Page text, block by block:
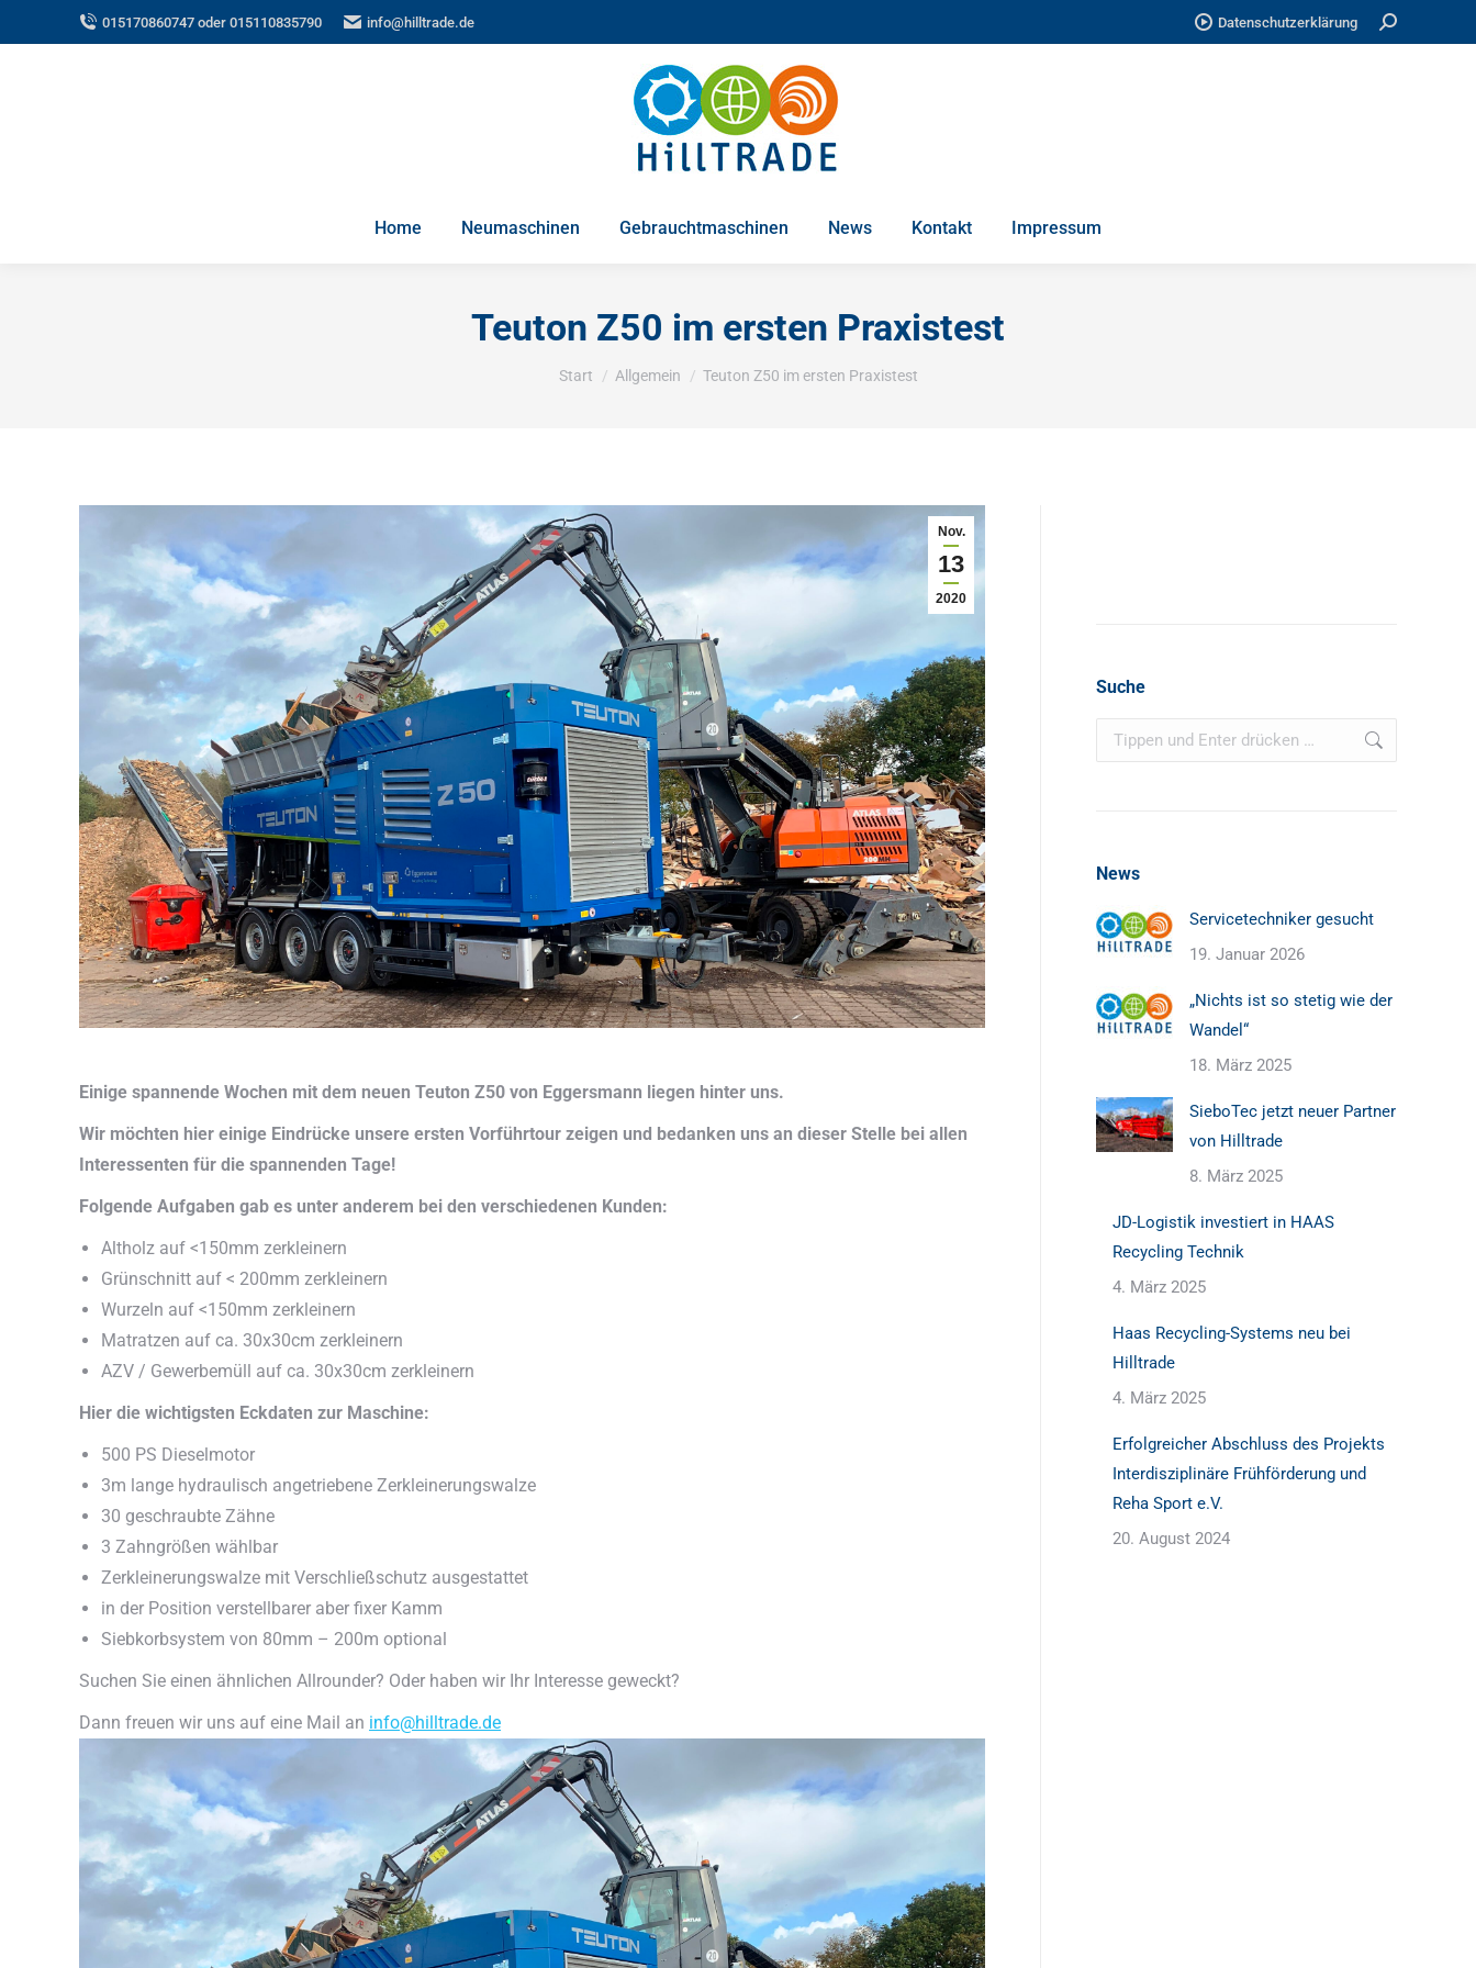
015170860747 oder 015110835790 info@hilltrade.de Datenschutzerklärung Search:
Home Neumaschinen Gebrauchtmaschinen News Kontakt Impressum
Teuton Z50 im ersten Praxistest
Sie befinden sich hier:
Start Allgemein Teuton Z50 im ersten Praxistest
Nov.
13
2020
Einige spannende Wochen mit dem neuen Teuton Z50 von Eggersmann liegen hinter uns.
Wir möchten hier einige Eindrücke unsere ersten Vorführtour zeigen und bedanken uns an dieser Stelle bei allen
Interessenten für die spannenden Tage!
Folgende Aufgaben gab es unter anderem bei den verschiedenen Kunden:
Altholz auf <150mm zerkleinern
Grünschnitt auf < 200mm zerkleinern
Wurzeln auf <150mm zerkleinern
Matratzen auf ca. 30x30cm zerkleinern
AZV / Gewerbemüll auf ca. 30x30cm zerkleinern
Hier die wichtigsten Eckdaten zur Maschine:
500 PS Dieselmotor
3m lange hydraulisch angetriebene Zerkleinerungswalze
30 geschraubte Zähne
3 Zahngrößen wählbar
Zerkleinerungswalze mit Verschließschutz ausgestattet
in der Position verstellbarer aber fixer Kamm
Siebkorbsystem von 80mm – 200m optional
Suchen Sie einen ähnlichen Allrounder? Oder haben wir Ihr Interesse geweckt?
Dann freuen wir uns auf eine Mail an info@hilltrade.de
Suche
Search:
News
Servicetechniker gesucht
19. Januar 2026
„Nichts ist so stetig wie der
Wandel“
18. März 2025
SieboTec jetzt neuer Partner
von Hilltrade
8. März 2025
JD-Logistik investiert in HAAS
Recycling Technik
4. März 2025
Haas Recycling-Systems neu bei
Hilltrade
4. März 2025
Erfolgreicher Abschluss des Projekts
Interdisziplinäre Frühförderung und
Reha Sport e.V.
20. August 2024